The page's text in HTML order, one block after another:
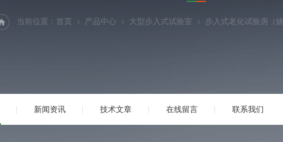
新闻资讯 技术文章 在线留言 联系我们
当前位置： 首页 产品中心 大型步入式试验室 步入式老化试验房（